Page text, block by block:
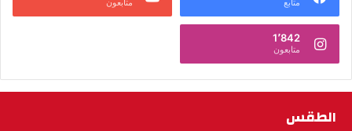
متابع متابعون
1٬842
متابعون
الطقس